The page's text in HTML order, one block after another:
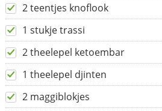
2 teentjes knoflook
1 stukje trassi
2 theelepel ketoembar
1 theelepel djinten
2 maggiblokjes